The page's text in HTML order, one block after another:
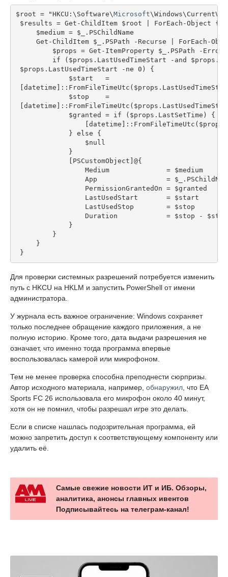
$root = "HKCU:\Software\Microsoft
$results = Get-ChildItem $root | ForEach-Object {
$medium = $_.PSChildName
Get-ChildItem $_.PSPath -Recurse | ForEach-
$props = Get-ItemProperty $_.PSPath -
if ($props.LastUsedTimeStart -and
$props.LastUsedTimeStart -ne 0) {
$start   =
$stop    =
$granted = if ($props.LastSetTime) {
} else {
$null
}
[PSCustomObject]@{
Medium              = $medium
App                 =
PermissionGrantedOn = $granted
LastUsedStart       = $start
LastUsedStop        = $stop
Duration            = $stop -
}
}
}
}
Для проверки системных разрешений потребуется изменить
путь с HKCU на HKLM и запустить PowerShell от имени
администратора.
У журнала есть важное ограничение: Windows сохраняет
только последнее обращение каждого приложения, а не
полную историю. Кроме того, дата выдачи разрешения не
означает, что именно тогда программа впервые
воспользовалась камерой или микрофоном.
Тем не менее проверка способна преподнести сюрпризы.
Автор исходного материала, например, обнаружил , что EA
Sports FC 26 использовала его микрофон около 40 минут,
хотя он не помнил, чтобы разрешал игре это делать.
Если в списке нашлась подозрительная программа, ей
можно запретить доступ к соответствующему компоненту или
удалить её.
Самые свежие новости ИТ и ИБ. Обзоры,
аналитика, анонсы главных ивентов
Подписывайтесь на телеграм-канал!